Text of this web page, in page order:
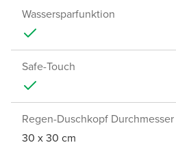
Wassersparfunktion
Safe-Touch
Regen-Duschkopf Durchmesser
30 x 30 cm